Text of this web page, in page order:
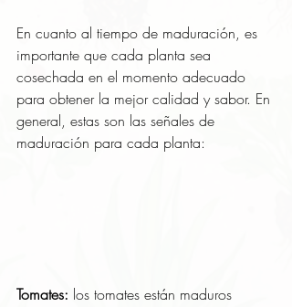
En cuanto al tiempo de maduración, es
importante que cada planta sea
cosechada en el momento adecuado
para obtener la mejor calidad y sabor. En
general, estas son las señales de
maduración para cada planta:
Tomates: los tomates están maduros